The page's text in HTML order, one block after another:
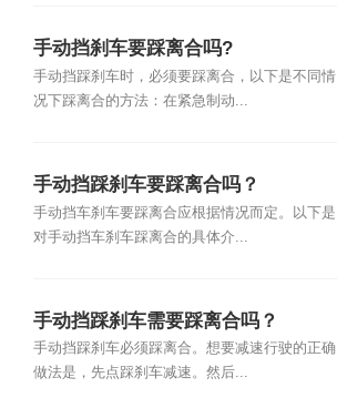
手动挡刹车要踩离合吗?
手动挡踩刹车时，必须要踩离合，以下是不同情
况下踩离合的方法：在紧急制动...
手动挡踩刹车要踩离合吗？
手动挡车刹车要踩离合应根据情况而定。以下是
对手动挡车刹车踩离合的具体介...
手动挡踩刹车需要踩离合吗？
手动挡踩刹车必须踩离合。想要减速行驶的正确
做法是，先点踩刹车减速。然后...